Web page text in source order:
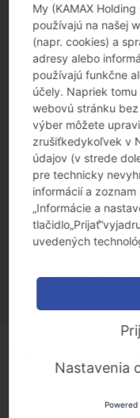
Robert Schröder
v automobilovom
v nových oblastiach a
s e-bicyklami a
výrobcom presných
neho a špecializuje sa
tvarovaných dielov
rezaním ozubených
Spolupráca a výmena
stranách. "Sme
našim novým
kompetencie a škálu
súlade s našou novou
úžitok aj naši
“hovorí Jörg Steins
My (KAMAX
používajú na našej
(napr. cookies) a
adresy alebo
používajú funkčne
účely. Napriek
webovú stránku
výber môžete
zrušiťkedykoľvek v
údajov (v strede
pre technicky
informácií a
„Informácie a
uvedených
Nastavenia
Powered